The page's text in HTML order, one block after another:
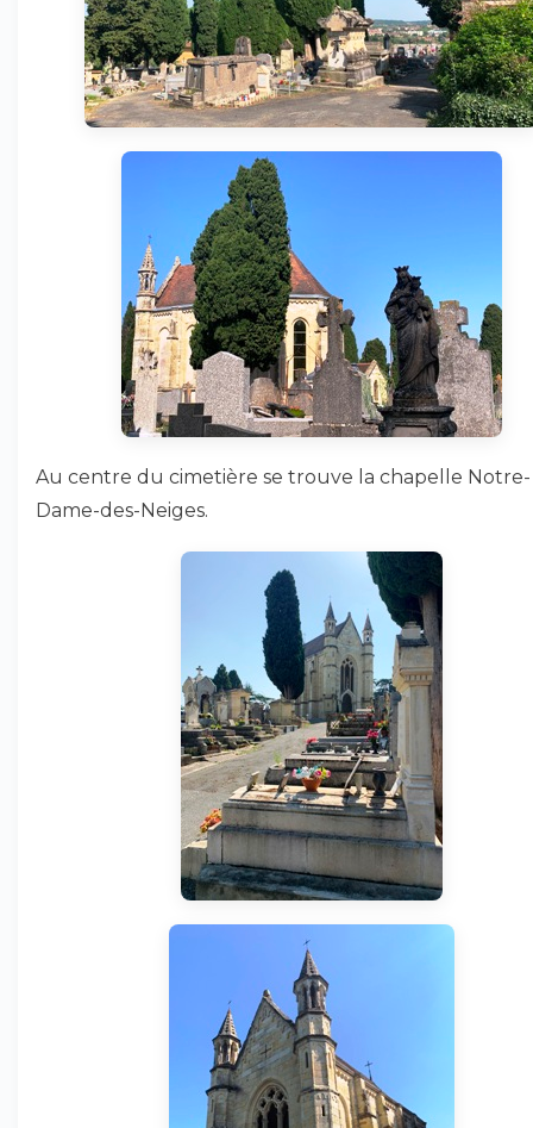
Au centre du cimetière se trouve la chapelle Notre-
Dame-des-Neiges.